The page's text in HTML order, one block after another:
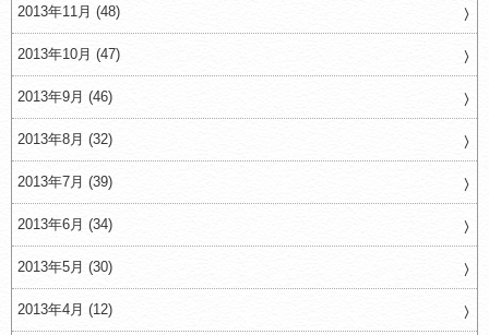
2013年11月 (48)
2013年10月 (47)
2013年9月 (46)
2013年8月 (32)
2013年7月 (39)
2013年6月 (34)
2013年5月 (30)
2013年4月 (12)